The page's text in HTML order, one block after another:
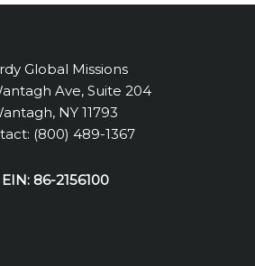
Global Missions
Ave, Suite 204
NY 11793
(800) 489-1367
EIN: 86-2156100